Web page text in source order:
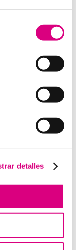
detalles
un equipo de
Seguridad,
un trabajo
o a
publicar un